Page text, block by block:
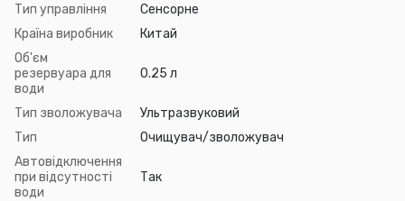
Тип управління
Сенсорне
Країна виробник
Китай
Об'єм
резервуара для
води
0.25 л
Тип зволожувача
Ультразвуковий
Тип
Очищувач/зволожувач
Автовідключення
при відсутності
води
Так